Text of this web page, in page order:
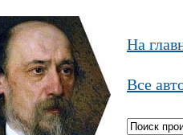
На
Все